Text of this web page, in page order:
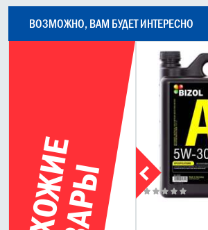
ВОЗМОЖНО, ВАМ БУДЕТ ИНТЕРЕСНО